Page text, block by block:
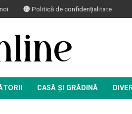
Politică de confidențialitate
CASĂ ȘI GRĂDINĂ